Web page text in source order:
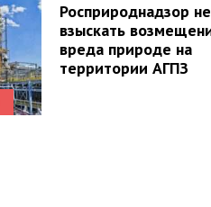
Росприроднадзор
взыскать
вреда природе на
территории АГПЗ